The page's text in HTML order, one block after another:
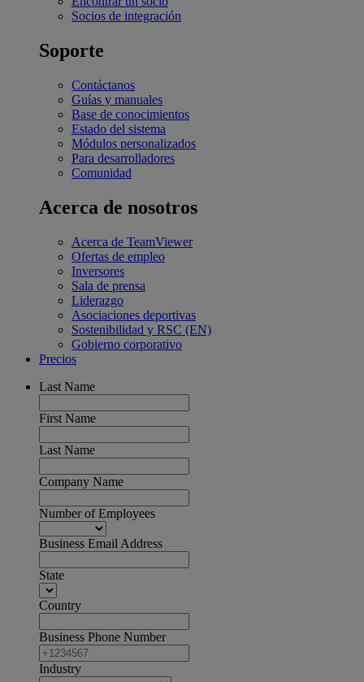
Socios de integración
Soporte
Contáctanos
Guías y manuales
Base de conocimientos
Estado del sistema
Módulos personalizados
Para desarrolladores
Comunidad
Acerca de nosotros
Acerca de TeamViewer
Ofertas de empleo
Inversores
Sala de prensa
Liderazgo
Asociaciones deportivas
Sostenibilidad y RSC (EN)
Gobierno corporativo
Precios
Last Name
First Name
Last Name
Company Name
Number of Employees
Business Email Address
State
Country
Business Phone Number
Industry